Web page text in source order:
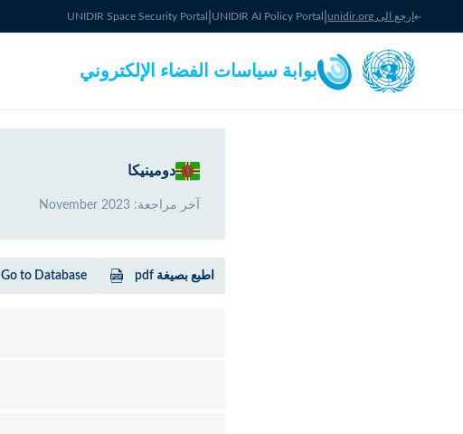
ارجع الى unidir.org |
UNIDIR AI Policy Portal
UNIDIR Space Security Portal
بوابة سياسات الفضاء الإلكتروني
دومينيكا
آخر مراجعة:
November 2023
اطبع بصيغة pdf Go to Database